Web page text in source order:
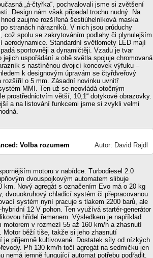
„á-čtyřka“, pochvalovali jsme si zvětšení
Design nám však připadal trochu nudný. Na
zaujme rozšířená šestiúhelníková maska
stranách nárazníků. V nich jsou průduchy
což spolu se zakrytováním podlahy či plynulejším
aerodynamice. Standardní světlomety LED mají
sportovněji a dynamičtěji. Vzadu je tvar
uspořádání a obě světla spojuje chromovaná
s nastíněnou dvojicí koncovek výfuku –
k designovým úpravám se čtyřdveřový
rozšířil o 5 mm. Zásadní novinku uvnitř
MMI. Ten už se neovládá otočným
prostřednictvím větší, 10,1“ dotykové obrazovky.
a na listování funkcemi jsme si zvykli velmi
Volba rozumem Autor: David Rajdl
motoru v nabídce. Turbodiesel 2.0
dvouspojkovým automatem slibuje
km. Nový agregát s označením Evo má o 20 kg
dvouokruhový chladicí systém či přepracovanou
systém nyní pracuje s tlakem 2200 barů, ale
12 V pohon. Ten využívá startér-generátor
hřídel řemenem. Výsledkem je například
motorem v rozmezí 55 až 160 km/h a zhasnutí
Motor běží tiše, takže si jeho zhasnutí
je příjemně kultivované. Dostatek síly od nízkých
Při 130 km/h točí agregát na sedmičku jen
nemá jemně fungující automat potřebu podřadit.